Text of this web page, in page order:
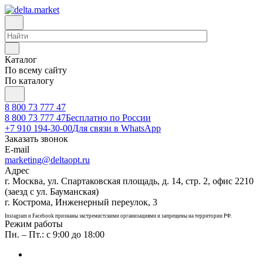
Каталог
По всему сайту
По каталогу
8 800 73 777 47
8 800 73 777 47Бесплатно по России
+7 910 194-30-00Для связи в WhatsApp
Заказать звонок
E-mail
marketing@deltaopt.ru
Адрес
г. Москва, ул. Спартаковская площадь, д. 14, стр. 2, офис 2210
(заезд с ул. Бауманская)
г. Кострома, Инженерный переулок, 3
Instagram и Facebook признаны экстремистскими организациями и запрещены на территории РФ.
Режим работы
Пн. – Пт.: с 9:00 до 18:00